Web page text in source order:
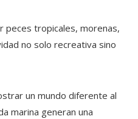
peces tropicales, morenas,
no solo recreativa sino
un mundo diferente al
marina generan una